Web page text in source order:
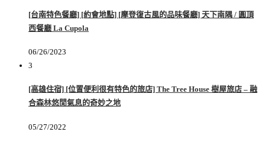
[台南特色餐廳] [約會地點] [摩登復古風的品味餐廳] 天下南隅 / 圓頂
西餐廳 La Cupola
06/26/2023
3
[高雄住宿] [位置便利很有特色的旅店] The Tree House 樹屋旅店 – 融
合森林悠閒氣息的奇妙之地
05/27/2022